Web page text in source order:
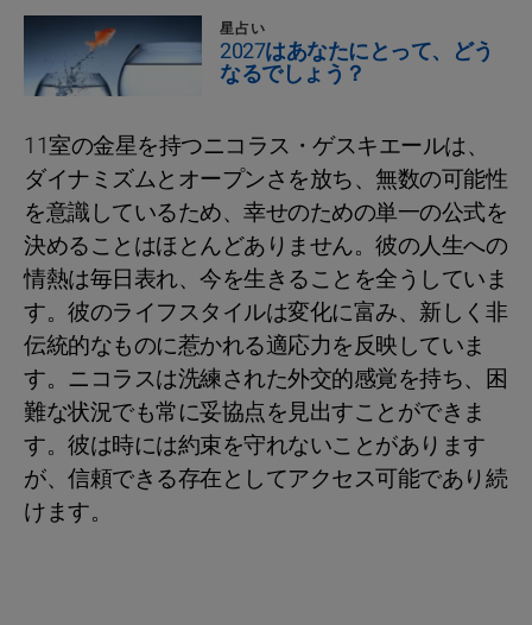
星占い
2027はあなたにとって、どう
なるでしょう？
11室の金星を持つニコラス・ゲスキエールは、
ダイナミズムとオープンさを放ち、無数の可能性
を意識しているため、幸せのための単一の公式を
決めることはほとんどありません。彼の人生への
情熱は毎日表れ、今を生きることを全うしていま
す。彼のライフスタイルは変化に富み、新しく非
伝統的なものに惹かれる適応力を反映していま
す。ニコラスは洗練された外交的感覚を持ち、困
難な状況でも常に妥協点を見出すことができま
す。彼は時には約束を守れないことがあります
が、信頼できる存在としてアクセス可能であり続
けます。